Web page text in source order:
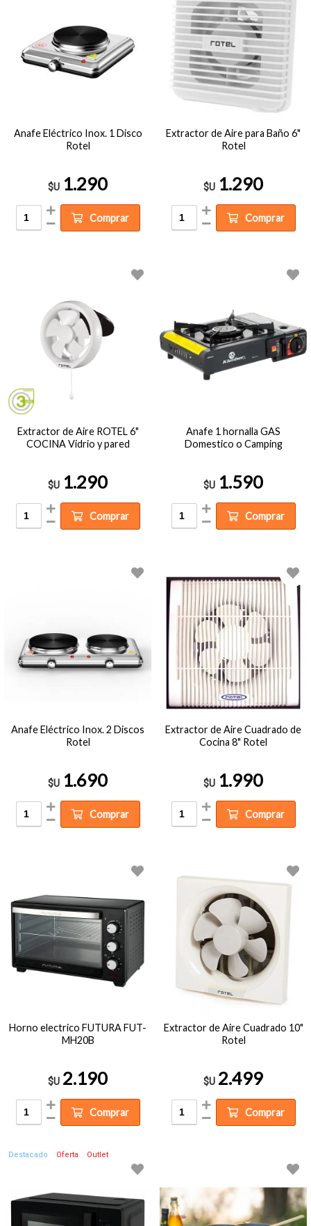
Anafe Eléctrico Inox. 1 Disco
Rotel
$U 1.290
Comprar
Extractor de Aire para Baño 6"
Rotel
$U 1.290
Comprar
Extractor de Aire ROTEL 6"
COCINA Vidrio y pared
$U 1.290
Comprar
Anafe 1 hornalla GAS
Domestico o Camping
$U 1.590
Comprar
Anafe Eléctrico Inox. 2 Discos
Rotel
$U 1.690
Comprar
Extractor de Aire Cuadrado de
Cocina 8" Rotel
$U 1.990
Comprar
Horno electrico FUTURA FUT-
MH20B
$U 2.190
Comprar
Extractor de Aire Cuadrado 10"
Rotel
$U 2.499
Comprar
Destacado Oferta Outlet